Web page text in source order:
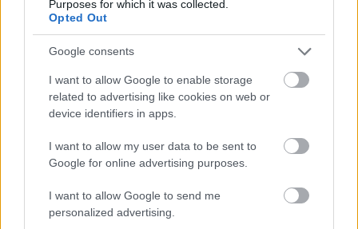
Purposes for which it was collected.
Opted Out
Google consents
I want to allow Google to enable storage
related to advertising like cookies on web or
device identifiers in apps.
I want to allow my user data to be sent to
Google for online advertising purposes.
I want to allow Google to send me
personalized advertising.
ধরণের ফাইবার রয়েছে, যা নিয়মিত মলত্যাগের জন্য
গুরুত্বপূর্ণ।
অদ্রবণীয় ফাইবার আপনার মলকে আরও ভারী করে তোলে,
কোষ্ঠকাঠিন্য এড়াতে সাহায্য করে। দ্রবণীয় ফাইবার আপনার
অন্ত্রে ভালো ব্যাকটেরিয়া সরবরাহ করে, এটিকে ভারসাম্যপূর্ণ
রাখে। এই ভারসাম্য একটি সুস্থ অন্ত্রের জন্য গুরুত্বপূর্ণ।
গবেষণায় দেখা গেছে যে লাল বাঁধাকপির রস অন্ত্রের আলসার
নিরাময় করতে পারে। এটি হজমের উন্নতির জন্য লাল
খাবারে স্বাদ এবং রঙ যোগ করে এবং আপনার অন্ত্রের স্বাস্থ্যের
উন্নতি করে।